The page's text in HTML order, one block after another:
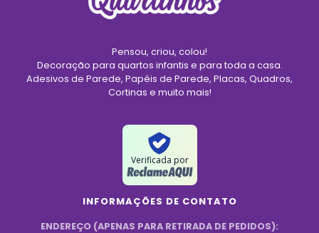
Pensou, criou, colou!
Decoração para quartos infantis e para toda a casa.
Adesivos de Parede, Papéis de Parede, Placas, Quadros,
Cortinas e muito mais!
Verificada por
INFORMAÇÕES DE CONTATO
ENDEREÇO (APENAS PARA RETIRADA DE PEDIDOS):